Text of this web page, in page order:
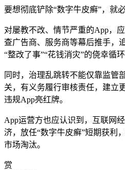
要想彻底铲除“数字牛皮癣”，就
对屡教不改、情节严重的App，
查广告商、服务商等幕后推手，
“整改了事”“花钱消灾”的侥幸循环
同时，治理乱跳转不能仅靠监管
关，有义务履行审核责任，建立
违规App亮红牌。
App运营方也应认识到，互联网
济，放任“数字牛皮癣”短期获利
市场淘汰。
赏